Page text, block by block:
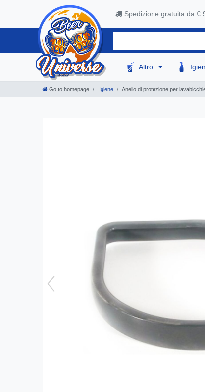
Spedizione gratuita da €
Altro
Go to homepage Igiene Anello di protezione per